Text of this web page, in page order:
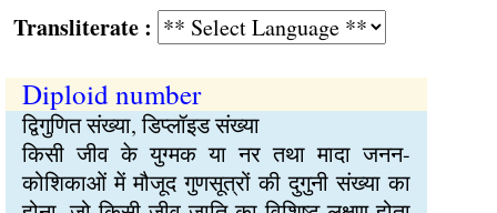
:
Diploid number
द्विगुणित संख्या, डिप्लॉइड संख्या
किसी जीव के युग्मक या नर तथा मादा जनन-
कोशिकाओं में मौजूद गुणसूत्रों की दुगुनी संख्या का